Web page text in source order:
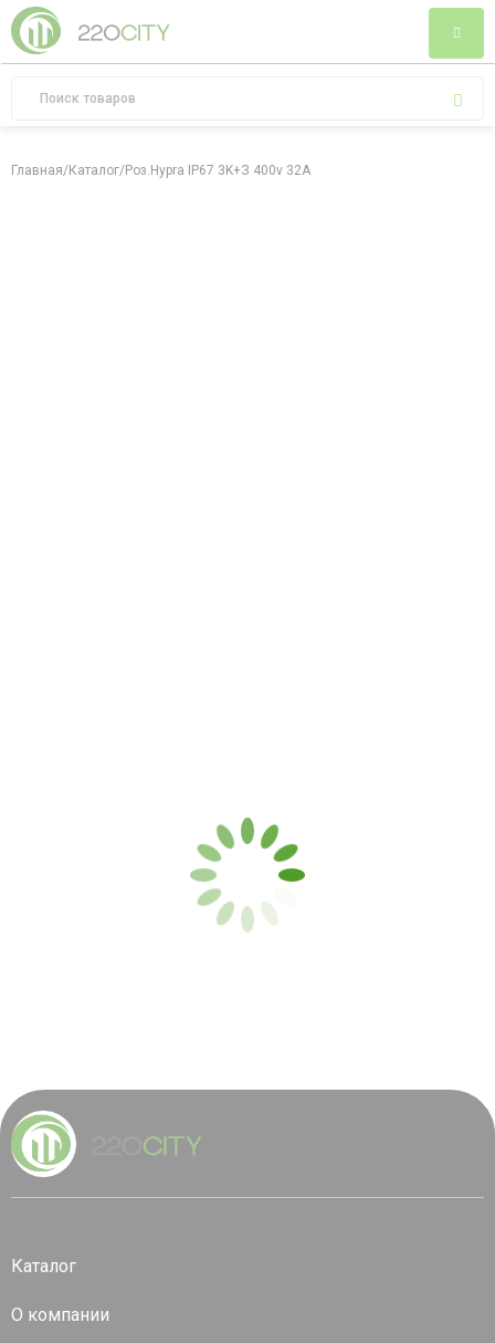
Главная/Каталог/Роз.Hypra IP67 3K+З 400v 32A
Каталог
О компании